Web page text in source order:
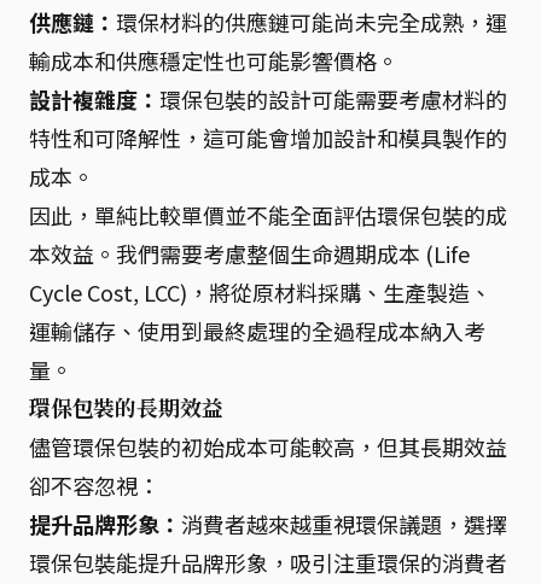
供應鏈： 環保材料的供應鏈可能尚未完全成熟，運
輸成本和供應穩定性也可能影響價格。
設計複雜度： 環保包裝的設計可能需要考慮材料的
特性和可降解性，這可能會增加設計和模具製作的
成本。
因此，單純比較單價並不能全面評估環保包裝的成
本效益。我們需要考慮整個生命週期成本 (Life
Cycle Cost, LCC)，將從原材料採購、生產製造、
運輸儲存、使用到最終處理的全過程成本納入考
量。
環保包裝的長期效益
儘管環保包裝的初始成本可能較高，但其長期效益
卻不容忽視：
提升品牌形象： 消費者越來越重視環保議題，選擇
環保包裝能提升品牌形象，吸引注重環保的消費者